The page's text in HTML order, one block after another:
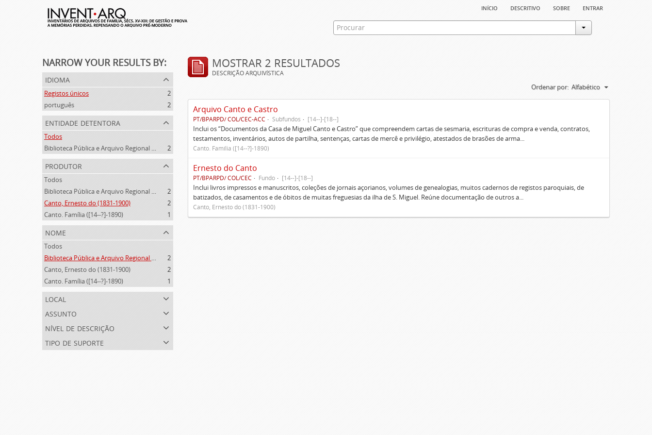
início descritivo sobre entrar
NARROW YOUR RESULTS BY:
idioma
Registos únicos
2
português
2
entidade detentora
Todos
Biblioteca Pública e Arquivo Regional de Ponta Delgada
2
produtor
Todos
Biblioteca Pública e Arquivo Regional de Ponta Delgada (1841- )
2
Canto, Ernesto do (1831-1900)
2
Canto. Família ([14--?]-1890)
1
nome
Todos
Biblioteca Pública e Arquivo Regional de Ponta Delgada (1841- )
2
Canto, Ernesto do (1831-1900)
2
Canto. Família ([14--?]-1890)
1
local
assunto
nível de descrição
tipo de suporte
MOSTRAR 2 RESULTADOS
DESCRIÇÃO ARQUIVÍSTICA
Ordenar por: Alfabético
Arquivo Canto e Castro
PT/BPARPD/ COL/CEC-ACC Subfundos [14--]-[18--]
Inclui os “Documentos da Casa de Miguel Canto e Castro” que compreendem cartas de sesmaria, escrituras de compra e venda, contratos,
testamentos, inventários, autos de partilha, sentenças, cartas de mercê e privilégio, atestados de brasões de arma...
Canto. Família ([14--?]-1890)
Ernesto do Canto
PT/BPARPD/ COL/CEC Fundo [14--]-[18--]
Inclui livros impressos e manuscritos, coleções de jornais açorianos, volumes de genealogias, muitos cadernos de registos paroquiais, de
batizados, de casamentos e de óbitos de muitas freguesias da ilha de S. Miguel. Reúne documentação de outros a...
Canto, Ernesto do (1831-1900)